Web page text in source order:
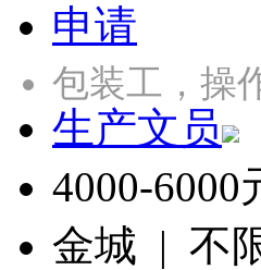
申请
包装工，
生产文员
4000-6000
金城 | 不